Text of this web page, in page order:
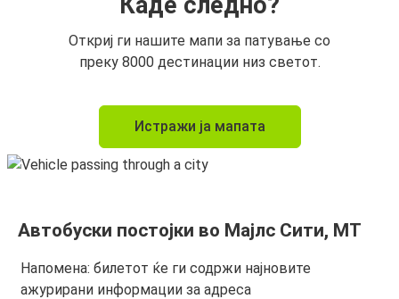
Откриј ги нашите мапи за патување со
преку 8000 дестинации низ светот.
Истражи ја мапата
Автобуски постојки во Мајлс Сити, MT
Напомена: билетот ќе ги содржи најновите
ажурирани информации за адреса